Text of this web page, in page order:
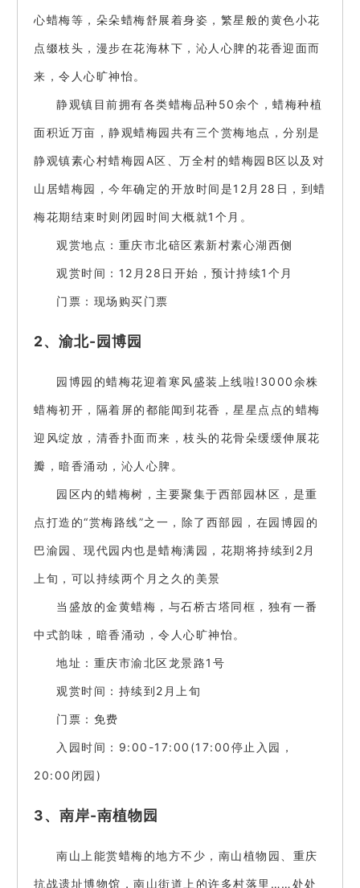
心蜡梅等，朵朵蜡梅舒展着身姿，繁星般的黄色小花
点缀枝头，漫步在花海林下，沁人心脾的花香迎面而
来，令人心旷神怡。
静观镇目前拥有各类蜡梅品种50余个，蜡梅种植
面积近万亩，静观蜡梅园共有三个赏梅地点，分别是
静观镇素心村蜡梅园A区、万全村的蜡梅园B区以及对
山居蜡梅园，今年确定的开放时间是12月28日，到蜡
梅花期结束时则闭园时间大概就1个月。
观赏地点：重庆市北碚区素新村素心湖西侧
观赏时间：12月28日开始，预计持续1个月
门票：现场购买门票
2、渝北-园博园
园博园的蜡梅花迎着寒风盛装上线啦!3000余株
蜡梅初开，隔着屏的都能闻到花香，星星点点的蜡梅
迎风绽放，清香扑面而来，枝头的花骨朵缓缓伸展花
瓣，暗香涌动，沁人心脾。
园区内的蜡梅树，主要聚集于西部园林区，是重
点打造的“赏梅路线”之一，除了西部园，在园博园的
巴渝园、现代园内也是蜡梅满园，花期将持续到2月
上旬，可以持续两个月之久的美景
当盛放的金黄蜡梅，与石桥古塔同框，独有一番
中式韵味，暗香涌动，令人心旷神怡。
地址：重庆市渝北区龙景路1号
观赏时间：持续到2月上旬
门票：免费
入园时间：9:00-17:00(17:00停止入园，
20:00闭园)
3、南岸-南植物园
南山上能赏蜡梅的地方不少，南山植物园、重庆
抗战遗址博物馆，南山街道上的许多村落里……处处